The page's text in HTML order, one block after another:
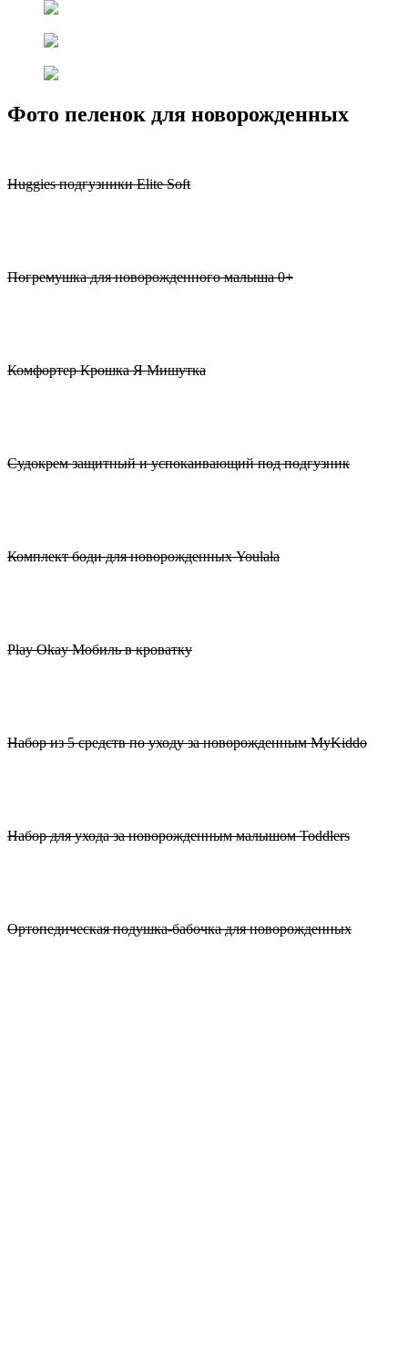
Фото пеленок для новорожденных
Huggies подгузники Elite Soft
Погремушка для новорожденного малыша 0+
Комфортер Крошка Я Мишутка
Судокрем защитный и успокаивающий под подгузник
Комплект боди для новорожденных Youlala
Play Okay Мобиль в кроватку
Набор из 5 средств по уходу за новорожденным MyKiddo
Набор для ухода за новорожденным малышом Toddlers
Ортопедическая подушка-бабочка для новорожденных